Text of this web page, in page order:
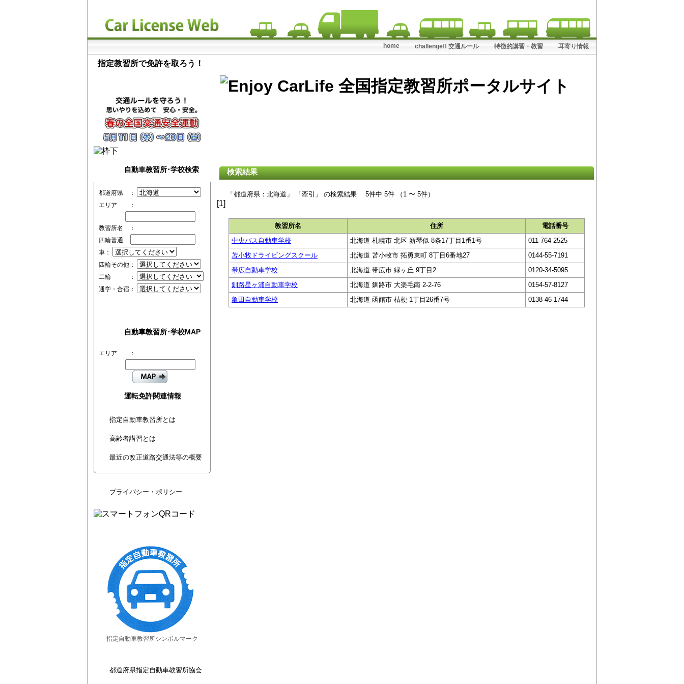
home challenge!! 交通ルール 特徴的講習・教習 耳寄り情報
指定教習所で免許を取ろう！
自動車教習所･学校検索
都道府県 ：
エリア ：
教習所名 ：
四輪普通
車：
四輪その他：
二輪 ：
通学・合宿：
自動車教習所･学校MAP
エリア ：
運転免許関連情報
指定自動車教習所とは
高齢者講習とは
最近の改正道路交通法等の概要
プライバシー・ポリシー
指定自動車教習所シンボルマーク
都道府県指定自動車教習所協会
検索結果
「都道府県：北海道」 「牽引」 の検索結果 5件中 5件 （1 〜 5件）
[1]
教習所名 住所
電話番号
中央バス自動車学校
北海道 札幌市 北区 新琴似 8条17丁目1番1号
011-764-2525
苫小牧ドライビングスクール
北海道 苫小牧市 拓勇東町 8丁目6番地27
0144-55-7191
帯広自動車学校
北海道 帯広市 緑ヶ丘 9丁目2
0120-34-5095
釧路星ヶ浦自動車学校
北海道 釧路市 大楽毛南 2-2-76
0154-57-8127
亀田自動車学校
北海道 函館市 桔梗 1丁目26番7号 0138-46-1744